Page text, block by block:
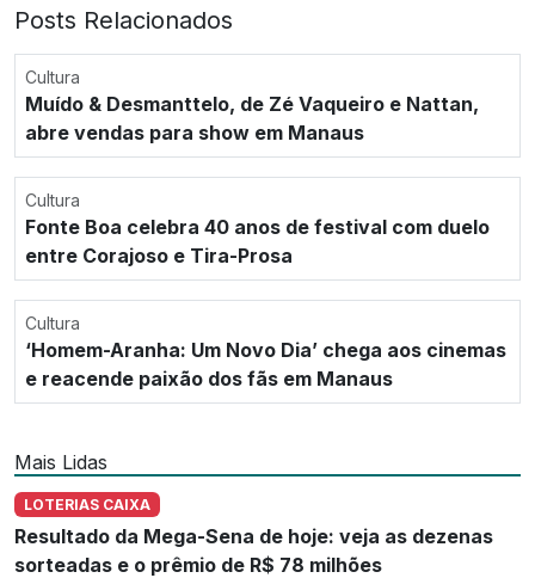
Posts Relacionados
Cultura
Muído & Desmanttelo, de Zé Vaqueiro e Nattan,
abre vendas para show em Manaus
Cultura
Fonte Boa celebra 40 anos de festival com duelo
entre Corajoso e Tira-Prosa
Cultura
‘Homem-Aranha: Um Novo Dia’ chega aos cinemas
e reacende paixão dos fãs em Manaus
Mais Lidas
LOTERIAS CAIXA
Resultado da Mega-Sena de hoje: veja as dezenas
sorteadas e o prêmio de R$ 78 milhões